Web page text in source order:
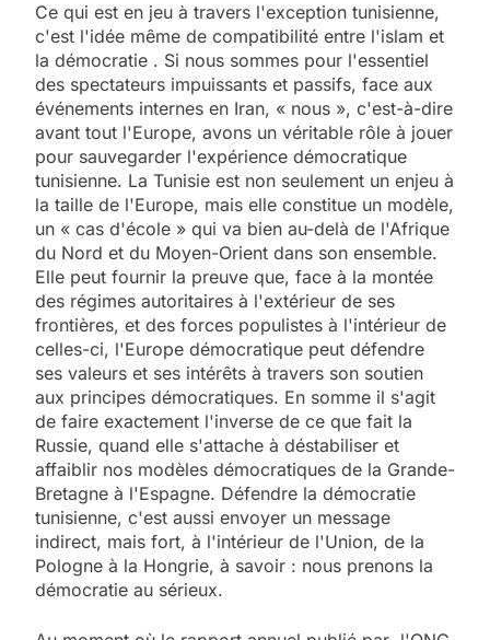
Ce qui est en jeu à travers l'exception tunisienne,
c'est l'idée même de compatibilité entre l'islam et
la démocratie . Si nous sommes pour l'essentiel
des spectateurs impuissants et passifs, face aux
événements internes en Iran, « nous », c'est-à-dire
avant tout l'Europe, avons un véritable rôle à jouer
pour sauvegarder l'expérience démocratique
tunisienne. La Tunisie est non seulement un enjeu à
la taille de l'Europe, mais elle constitue un modèle,
un « cas d'école » qui va bien au-delà de l'Afrique
du Nord et du Moyen-Orient dans son ensemble.
Elle peut fournir la preuve que, face à la montée
des régimes autoritaires à l'extérieur de ses
frontières, et des forces populistes à l'intérieur de
celles-ci, l'Europe démocratique peut défendre
ses valeurs et ses intérêts à travers son soutien
aux principes démocratiques. En somme il s'agit
de faire exactement l'inverse de ce que fait la
Russie, quand elle s'attache à déstabiliser et
affaiblir nos modèles démocratiques de la Grande-
Bretagne à l'Espagne. Défendre la démocratie
tunisienne, c'est aussi envoyer un message
indirect, mais fort, à l'intérieur de l'Union, de la
Pologne à la Hongrie, à savoir : nous prenons la
démocratie au sérieux.